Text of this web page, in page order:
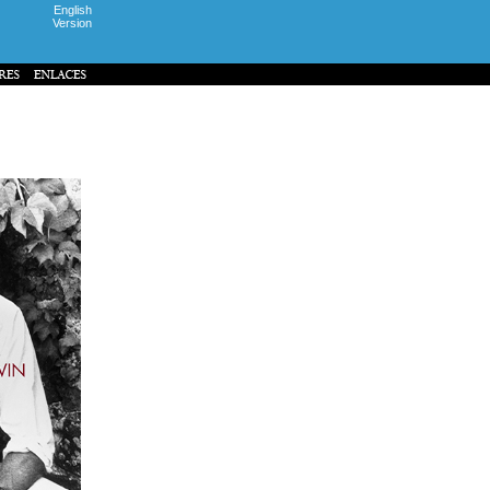
English
Version